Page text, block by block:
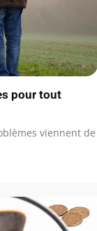
pour tout
viennent de